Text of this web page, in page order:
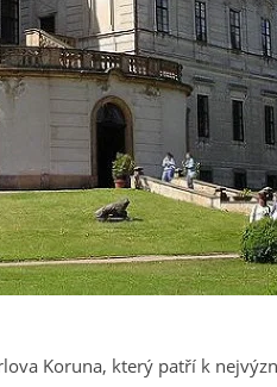
Koruna, který patří k